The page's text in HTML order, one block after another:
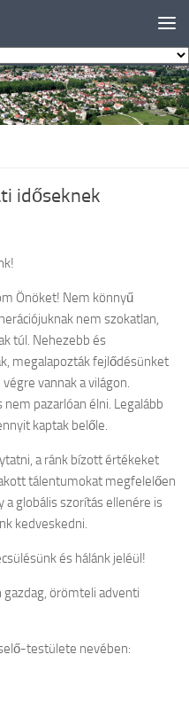
időseknek
Önöket! Nem könnyű
nem szokatlan,
túl. Nehezebb és
megalapozták fejlődésünket
vannak a világon.
pazarlóan élni. Legalább
kaptak belőle.
a ránk bízott értékeket
tálentumokat megfelelően
a globális szorítás ellenére is
kedveskedni.
és hálánk jeléül!
örömteli adventi
testülete nevében: